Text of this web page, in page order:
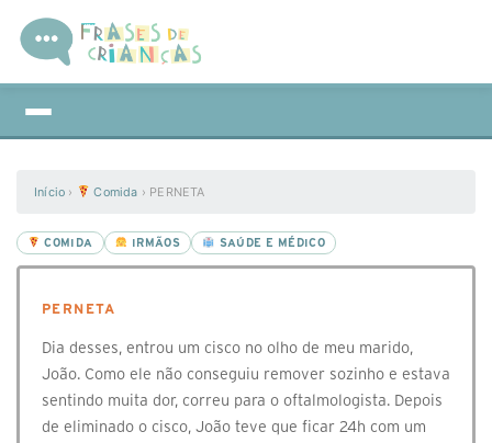
Início › Comida › PERNETA
COMIDA IRMÃOS SAÚDE E MÉDICO
PERNETA
Dia desses, entrou um cisco no olho de meu marido,
João. Como ele não conseguiu remover sozinho e estava
sentindo muita dor, correu para o oftalmologista. Depois
de eliminado o cisco, João teve que ficar 24h com um